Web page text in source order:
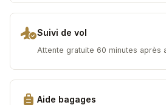
Suivi de vol
Attente gratuite 60 minutes après
Aide bagages